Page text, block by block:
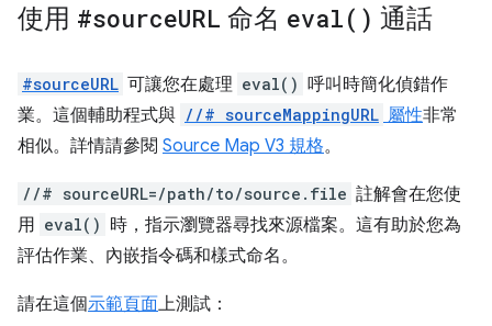
使用 #sourceURL 命名 eval( ) 通話
#sourceURL 可讓您在處理 eval() 呼叫時簡化偵錯作
業。這個輔助程式與 //# sourceMappingURL 屬性非常
相似。詳情請參閱 Source Map V3 規格。
//# sourceURL=/path/to/source.file 註解會在您使
用 eval() 時，指示瀏覽器尋找來源檔案。這有助於您為
評估作業、內嵌指令碼和樣式命名。
請在這個示範頁面上測試：